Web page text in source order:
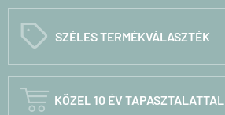
C SZÉLES TERMÉKVÁLASZTÉK
 KÖZEL 10 ÉV TAPASZTALATTAL